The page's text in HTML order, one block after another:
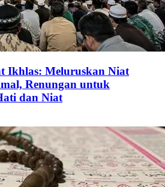
Ikhlas: Meluruskan Niat
Renungan untuk
dan Niat